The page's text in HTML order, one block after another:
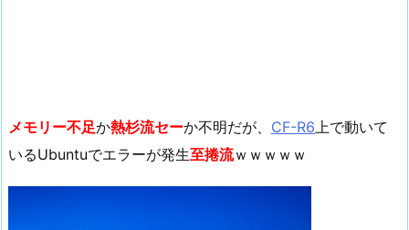
メモリー不足か熱杉流セーか不明だが、 CF-R6 上で動いて
いるUbuntuでエラーが発生至捲流ｗｗｗｗｗ